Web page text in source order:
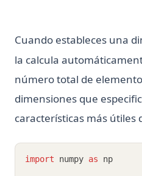
Cuando estableces una
la calcula
número total de
dimensiones que
características más útiles
import numpy as np